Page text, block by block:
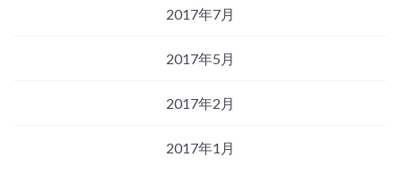
2017年7月
2017年5月
2017年2月
2017年1月